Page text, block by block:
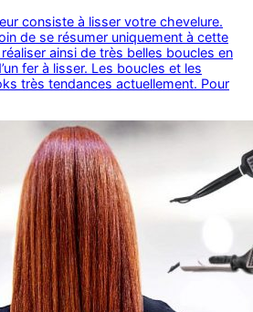
consiste à lisser votre chevelure.
de se résumer uniquement à cette
ainsi de très belles boucles en
fer à lisser. Les boucles et les
très tendances actuellement. Pour